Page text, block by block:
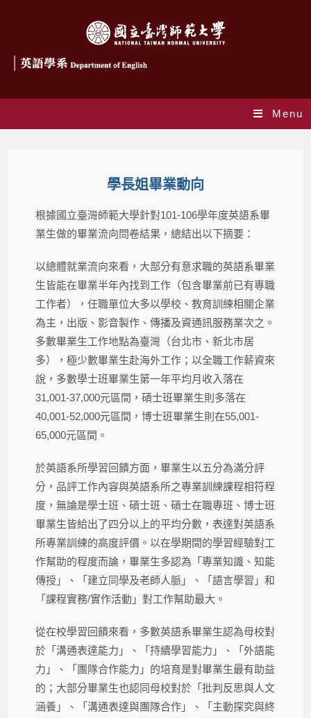
Menu
學長姐畢業動向
根據國立臺灣師範大學針對101-106學年度英語系畢
業生做的畢業流向問卷結果，總結出以下摘要：
以總體就業流向來看，大部分有意求職的英語系畢業
生皆能在畢業半年內找到工作（包含畢業前已有專職
工作者），任職單位大多以學校、教育訓練相關企業
為主，出版、影音製作、傳播及資通訊服務業次之。
多數畢業生工作地點為臺灣（台北市、新北市居
多），極少數畢業生赴海外工作；以全職工作薪資來
說，多數學士班畢業生第一年平均月收入落在
31,001-37,000元區間，碩士班畢業生則多落在
40,001-52,000元區間，博士班畢業生則在55,001-
65,000元區間。
於英語系所學習回饋方面，畢業生以五分為滿分評
分，品評工作內容與英語系所之專業訓練課程相符程
度，無論是學士班、碩士班、碩士在職專班、博士班
畢業生皆給出了四分以上的平均分數，表達對英語系
所專業訓練的高度評價。以在學期間的學習經驗對工
作幫助的程度而論，畢業生多認為「專業知識、知能
傳授」、「建立同學及老師人脈」、「語言學習」和
「課程實務/實作活動」對工作幫助最大。
從在校學習回饋來看，多數英語系畢業生認為母校對
於「溝通表達能力」、「持續學習能力」、「外語能
力」、「團隊合作能力」的培育是對畢業生最有助益
的；大部分畢業生也認同母校對於「批判反思與人文
涵養」、「溝通表達與團隊合作」、「主動探究與終